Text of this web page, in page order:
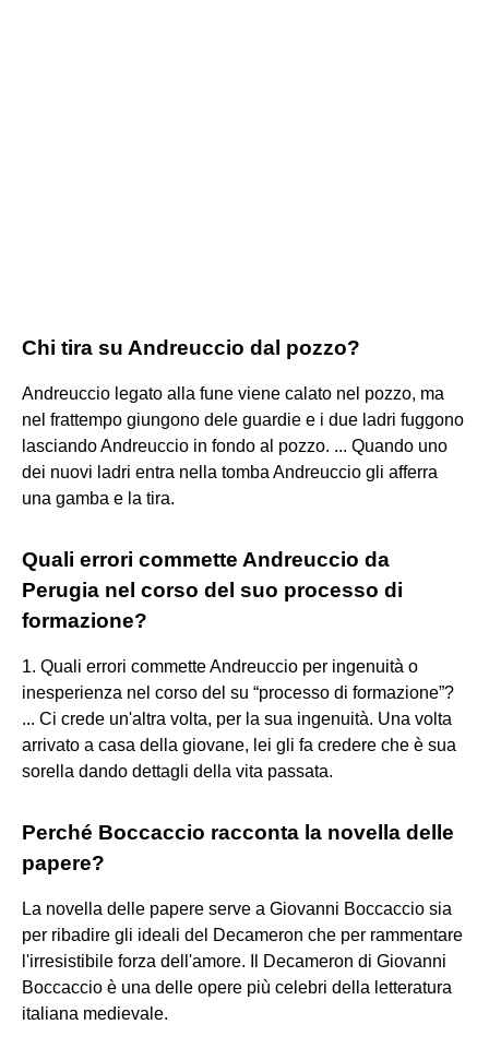
Chi tira su Andreuccio dal pozzo?
Andreuccio legato alla fune viene calato nel pozzo, ma
nel frattempo giungono dele guardie e i due ladri fuggono
lasciando Andreuccio in fondo al pozzo. ... Quando uno
dei nuovi ladri entra nella tomba Andreuccio gli afferra
una gamba e la tira.
Quali errori commette Andreuccio da
Perugia nel corso del suo processo di
formazione?
1. Quali errori commette Andreuccio per ingenuità o
inesperienza nel corso del su “processo di formazione”?
... Ci crede un'altra volta, per la sua ingenuità. Una volta
arrivato a casa della giovane, lei gli fa credere che è sua
sorella dando dettagli della vita passata.
Perché Boccaccio racconta la novella delle
papere?
La novella delle papere serve a Giovanni Boccaccio sia
per ribadire gli ideali del Decameron che per rammentare
l'irresistibile forza dell'amore. Il Decameron di Giovanni
Boccaccio è una delle opere più celebri della letteratura
italiana medievale.